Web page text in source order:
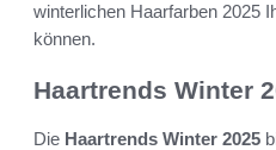
winterlichen Haarfarben 2025
können.
Haartrends Winter
Die Haartrends Winter 2025